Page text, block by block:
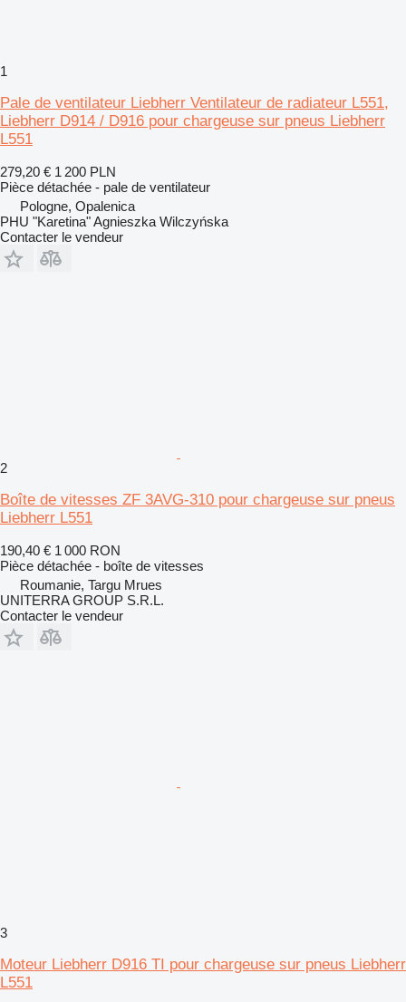
1
Pale de ventilateur Liebherr Ventilateur de radiateur L551,
Liebherr D914 / D916 pour chargeuse sur pneus Liebherr
L551
279,20 € 1 200 PLN
Pièce détachée - pale de ventilateur
Pologne, Opalenica
PHU "Karetina" Agnieszka Wilczyńska
Contacter le vendeur
2
Boîte de vitesses ZF 3AVG-310 pour chargeuse sur pneus
Liebherr L551
190,40 € 1 000 RON
Pièce détachée - boîte de vitesses
Roumanie, Targu Mrues
UNITERRA GROUP S.R.L.
Contacter le vendeur
3
Moteur Liebherr D916 TI pour chargeuse sur pneus Liebherr
L551